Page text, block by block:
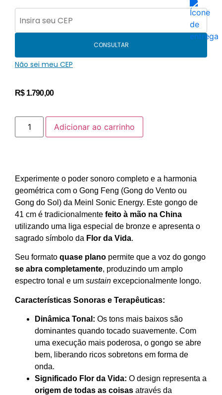
CONSULTAR
Não sei meu CEP
R$1.790,00
Adicionar ao carrinho
Experimente o poder sonoro completo e a harmonia
geométrica com o Gong Feng (Gong do Vento ou
Gong do Sol) da Meinl Sonic Energy. Este gongo de
41 cm é tradicionalmente feito à mão na China
utilizando uma liga especial de bronze e apresenta o
sagrado símbolo da Flor da Vida.
Seu formato quase plano permite que a voz do gongo
se abra completamente, produzindo um amplo
espectro tonal e um sustain excepcionalmente longo.
Características Sonoras e Terapêuticas:
Dinâmica Tonal: Os tons mais baixos são
dominantes quando tocado suavemente. Com
uma execução mais poderosa, o gongo se abre
bem, liberando ricos sobretons em forma de
onda.
Significado Flor da Vida: O design representa a
origem de todas as coisas através da